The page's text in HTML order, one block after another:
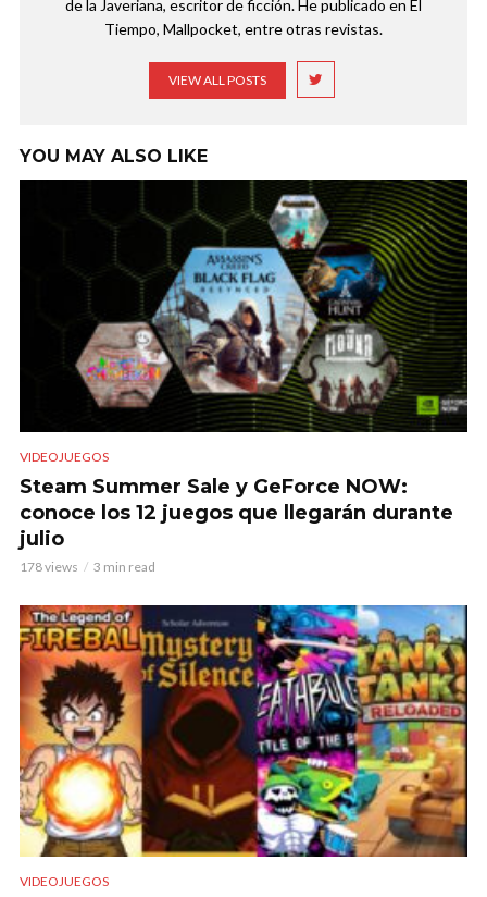
de la Javeriana, escritor de ficción. He publicado en El
Tiempo, Mallpocket, entre otras revistas.
VIEW ALL POSTS
YOU MAY ALSO LIKE
VIDEOJUEGOS
Steam Summer Sale y GeForce NOW:
conoce los 12 juegos que llegarán durante
julio
178 views 3 min read
VIDEOJUEGOS